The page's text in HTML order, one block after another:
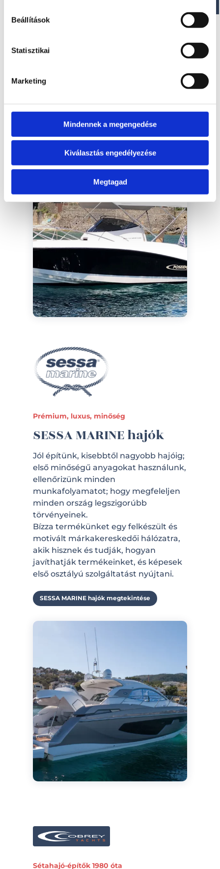
Beállítások
Statisztikai
Marketing
Mindennek a megengedése
Kiválasztás engedélyezése
Megtagad
Több ezer csónak a vízen. Csónakok
legigényesebb ügyfelek igényeit is
módszerei hagyományos kézi gyártási
technikákkal kombinálva. Örökre
értékesítési pont a világ minden táján.
Prémium, luxus, minőség
SESSA MARINE hajók
Jól építünk, kisebbtől nagyobb hajóig;
első minőségű anyagokat használunk,
ellenőrizünk minden
munkafolyamatot; hogy megfeleljen
minden ország legszigorúbb
törvényeinek.
Bízza termékünket egy felkészült és
motivált márkakereskedői hálózatra,
akik hisznek és tudják, hogyan
javíthatják termékeinket, és képesek
első osztályú szolgáltatást nyújtani.
SESSA MARINE hajók megtekintése
Sétahajó-építők 1980 óta